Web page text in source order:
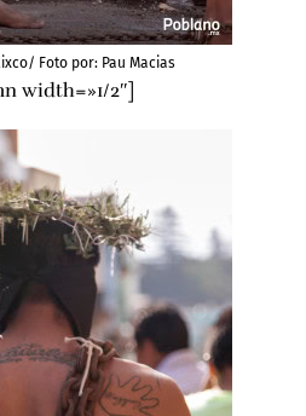
Foto por: Pau Macias
width=»1/2″]